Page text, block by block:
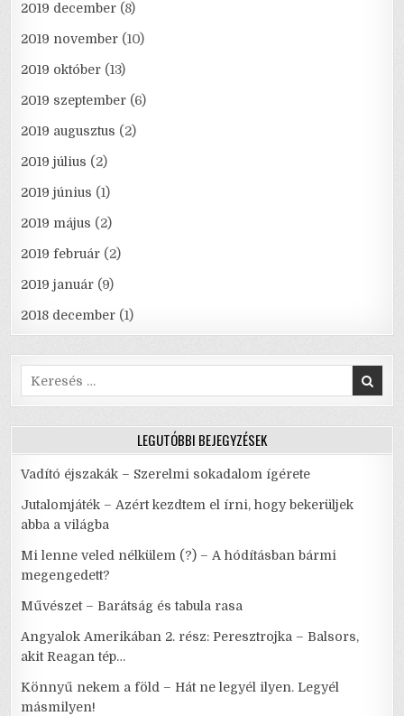
2019 december (8)
2019 november (10)
2019 október (13)
2019 szeptember (6)
2019 augusztus (2)
2019 július (2)
2019 június (1)
2019 május (2)
2019 február (2)
2019 január (9)
2018 december (1)
Search
for:
LEGUTÓBBI BEJEGYZÉSEK
Vadító éjszakák – Szerelmi sokadalom ígérete
Jutalomjáték – Azért kezdtem el írni, hogy bekerüljek
abba a világba
Mi lenne veled nélkülem (?) – A hódításban bármi
megengedett?
Művészet – Barátság és tabula rasa
Angyalok Amerikában 2. rész: Peresztrojka – Balsors,
akit Reagan tép…
Könnyű nekem a föld – Hát ne legyél ilyen. Legyél
másmilyen!